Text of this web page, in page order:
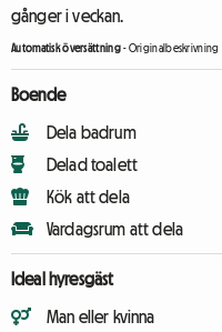
gånger i veckan.
Automatisk översättning-Originalbeskrivning
Boende
Dela badrum
Delad toalett
Kök att dela
Vardagsrum att dela
Ideal hyresgäst
Man eller kvinna